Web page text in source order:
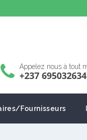
Appelez nous à tout
+237 695032634
Fournisseurs